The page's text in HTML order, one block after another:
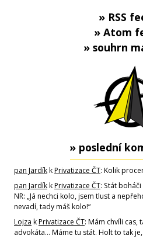
» RSS
» Atom
» souhrn
» poslední
pan JardíkkPrivatizace ČT: Kolik
pan JardíkkPrivatizace ČT: Stát
NR: „Já nechci kolo, jsem tlust a
nevadí, tady máš kolo!“
Lojza kPrivatizace ČT: Mám chvíli cas,
advokáta... Máme tu stát. Holt to tak